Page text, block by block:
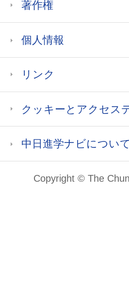
著作権
個人情報
リンク
クッキーとアクセス
中日進学ナビについて
Copyright © The